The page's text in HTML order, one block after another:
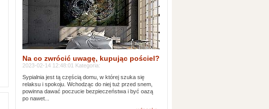
Na co zwrócić uwagę, kupując pościel?
2023-02-14 12:48:01 Kategoria:
Sypialnia jest tą częścią domu, w której szuka się
relaksu i spokoju. Wchodząc do niej tuż przed snem,
powinna dawać poczucie bezpieczeństwa i być oazą
po nawet...